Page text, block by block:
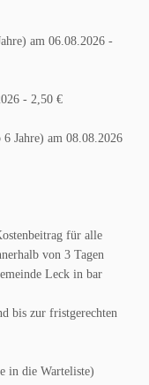
am 06.08.2026 -
- 2,50 €
Jahre) am 08.08.2026
für alle
von 3 Tagen
Leck in bar
bis zur fristgerechten
in die Warteliste)